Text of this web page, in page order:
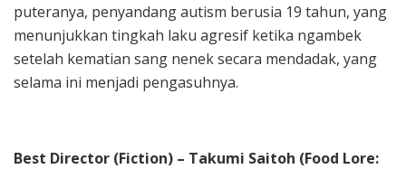
puteranya, penyandang autism berusia 19 tahun, yang
menunjukkan tingkah laku agresif ketika ngambek
setelah kematian sang nenek secara mendadak, yang
selama ini menjadi pengasuhnya.
Best Director (Fiction) – Takumi Saitoh (Food Lore: